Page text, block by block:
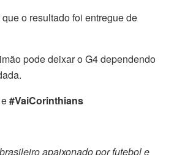
o resultado foi entregue de
pode deixar o G4 dependendo
#VaiCorinthians
apaixonado por futebol e